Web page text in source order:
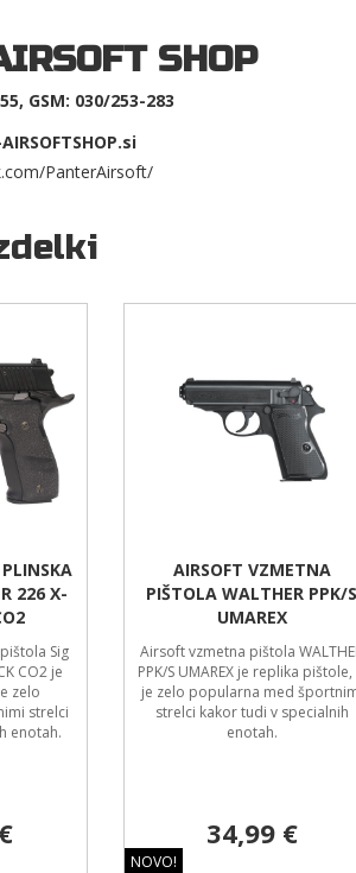
SHOP
GSM: 030/253-283
PanterAirsoft/
226 X-
Sig
CO2 je
zelo
strelci
enotah.
NOVO!
AIRSOFT VZMETNA
PIŠTOLA WALTHER PPK/S
UMAREX
Airsoft vzmetna pištola
PPK/S UMAREX je replika pištole,
je zelo popularna med
strelci kakor tudi v specialnih
enotah.
34,99 €